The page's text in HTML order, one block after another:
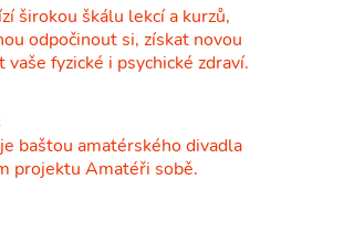
širokou škálu lekcí a kurzů,
odpočinout si, získat novou
fyzické i psychické zdraví.
baštou amatérského divadla
projektu Amatéři sobě.